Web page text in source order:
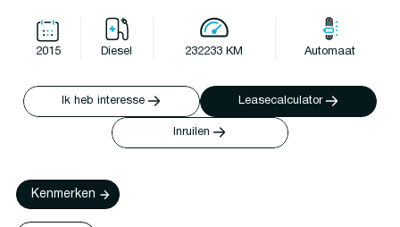
2015 Diesel 232233 KM Automaat
Ik heb interesse Leasecalculator
Inruilen
Kenmerken